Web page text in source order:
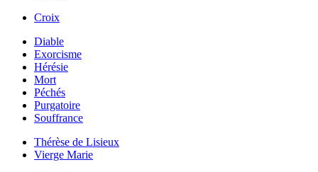
Croix
Diable
Exorcisme
Hérésie
Mort
Péchés
Purgatoire
Souffrance
Thérèse de Lisieux
Vierge Marie